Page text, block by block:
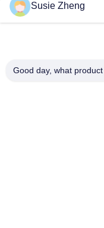
56cm unstrukturierte
Customized
Freier Raum trägt
Susie Zheng
Good day, what